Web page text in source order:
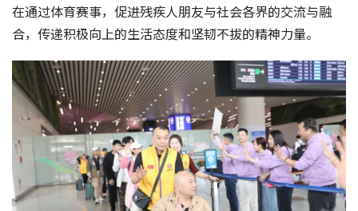
在通过体育赛事，促进残疾人朋友与社会各界的交流与融
合，传递积极向上的生活态度和坚韧不拔的精神力量。